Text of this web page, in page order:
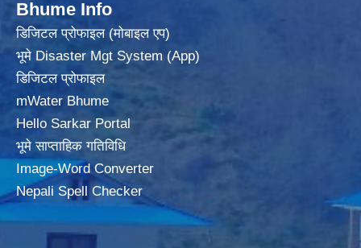
Bhume Info
डिजिटल प्रोफाइल (मोबाइल एप)
भूमे Disaster Mgt System (App)
डिजिटल प्रोफाइल
mWater Bhume
Hello Sarkar Portal
भूमे साप्ताहिक गतिविधि
Image-Word Converter
Nepali Spell Checker